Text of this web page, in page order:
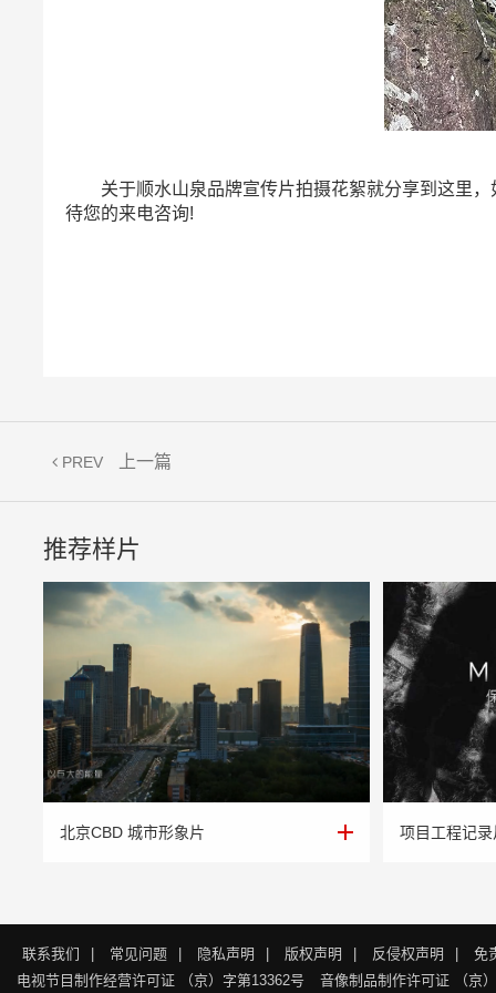
关于顺水山泉品牌宣传片拍摄花絮就分享到这里，
待您的来电咨询!
PREV 上一篇
推荐样片
北京CBD 城市形象片
北京CBD 城市形象片 项目工程记录
项目工程记录
联系我们 常见问题 隐私声明 版权声明 反侵权声明
免
电视节目制作经营许可证 （京）字第13362号
音像制品制作许可证 （京